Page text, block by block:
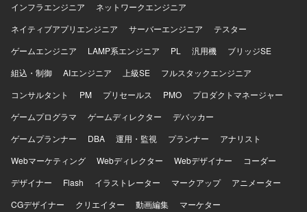
インフラエンジニア
ネットワークエンジニア
ネイティブアプリエンジニア
サーバーエンジニア
テスター
ゲームエンジニア
LAMP系エンジニア PL 汎用機
ブリッジSE
組込・制御
AIエンジニア 上級SE
フルスタックエンジニア
コンサルタント
PM プリセールス PMO
プロダクトマネージャー
ゲームプログラマ
ゲームディレクター
デバッカー
ゲームプランナー
DBA 運用・監視 プランナー
アナリスト
Webマーケティング
Webディレクター Webデザイナー
コーダー
デザイナー
Flash イラストレーター マークアップ
アニメーター
CGデザイナー
クリエイター 動画編集
マーケター